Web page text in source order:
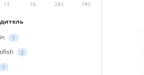
13 74 283 780
1
2
1